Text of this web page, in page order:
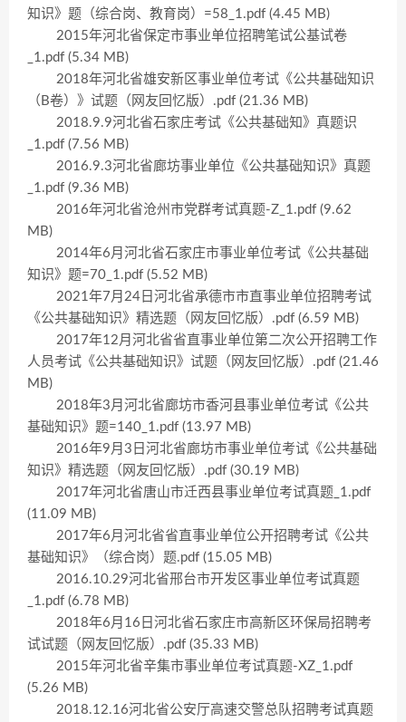
知识》题（综合岗、教育岗）=58_1.pdf (4.45 MB)
2015年河北省保定市事业单位招聘笔试公基试卷
_1.pdf (5.34 MB)
2018年河北省雄安新区事业单位考试《公共基础知识
（B卷）》试题（网友回忆版）.pdf (21.36 MB)
2018.9.9河北省石家庄考试《公共基础知》真题识
_1.pdf (7.56 MB)
2016.9.3河北省廊坊事业单位《公共基础知识》真题
_1.pdf (9.36 MB)
2016年河北省沧州市党群考试真题-Z_1.pdf (9.62
MB)
2014年6月河北省石家庄市事业单位考试《公共基础
知识》题=70_1.pdf (5.52 MB)
2021年7月24日河北省承德市市直事业单位招聘考试
《公共基础知识》精选题（网友回忆版）.pdf (6.59 MB)
2017年12月河北省省直事业单位第二次公开招聘工作
人员考试《公共基础知识》试题（网友回忆版）.pdf (21.46
MB)
2018年3月河北省廊坊市香河县事业单位考试《公共
基础知识》题=140_1.pdf (13.97 MB)
2016年9月3日河北省廊坊市事业单位考试《公共基础
知识》精选题（网友回忆版）.pdf (30.19 MB)
2017年河北省唐山市迁西县事业单位考试真题_1.pdf
(11.09 MB)
2017年6月河北省省直事业单位公开招聘考试《公共
基础知识》（综合岗）题.pdf (15.05 MB)
2016.10.29河北省邢台市开发区事业单位考试真题
_1.pdf (6.78 MB)
2018年6月16日河北省石家庄市高新区环保局招聘考
试试题（网友回忆版）.pdf (35.33 MB)
2015年河北省辛集市事业单位考试真题-XZ_1.pdf
(5.26 MB)
2018.12.16河北省公安厅高速交警总队招聘考试真题